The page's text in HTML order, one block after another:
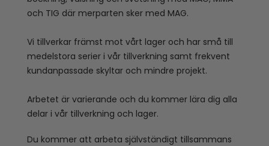
och TIG där merparten sker med MAG.
Vi tillverkar främst mot vårt lager och har små till
medelstora serier i vår tillverkning samt frekvent
kundanpassade skyltar och mindre projekt.
Arbetet är varierande och du kommer lära dig alla
delar i vår tillverkning och lager.
Du kommer att arbeta självständigt tillsammans